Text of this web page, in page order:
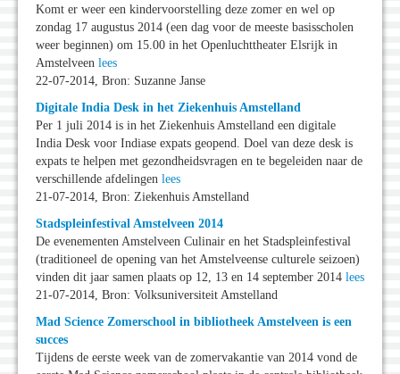
Komt er weer een kindervoorstelling deze zomer en wel op
zondag 17 augustus 2014 (een dag voor de meeste basisscholen
weer beginnen) om 15.00 in het Openluchttheater Elsrijk in
Amstelveen lees
22-07-2014, Bron: Suzanne Janse
Digitale India Desk in het Ziekenhuis Amstelland
Per 1 juli 2014 is in het Ziekenhuis Amstelland een digitale
India Desk voor Indiase expats geopend. Doel van deze desk is
expats te helpen met gezondheidsvragen en te begeleiden naar de
verschillende afdelingen lees
21-07-2014, Bron: Ziekenhuis Amstelland
Stadspleinfestival Amstelveen 2014
De evenementen Amstelveen Culinair en het Stadspleinfestival
(traditioneel de opening van het Amstelveense culturele seizoen)
vinden dit jaar samen plaats op 12, 13 en 14 september 2014 lees
21-07-2014, Bron: Volksuniversiteit Amstelland
Mad Science Zomerschool in bibliotheek Amstelveen is een
succes
Tijdens de eerste week van de zomervakantie van 2014 vond de